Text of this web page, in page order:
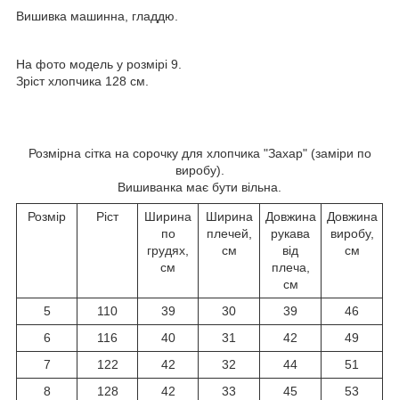
Вишивка машинна, гладдю.
На фото модель у розмірі 9.
Зріст хлопчика 128 см.
Розмірна сітка на сорочку для хлопчика "Захар" (заміри по
виробу).
Вишиванка має бути вільна.
Розмір Ріст
Ширина
по
грудях,
см
Ширина
плечей,
см
Довжина
рукава
від
плеча,
см
Довжина
виробу,
см
5 110 39 30 39
46
6
116 40 31 42
49
7
122 42 32 44
51
8
128 42 33 45
53